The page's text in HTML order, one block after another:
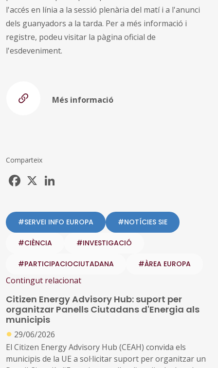
l'accés en línia a la sessió plenària del matí i a l'anunci
dels guanyadors a la tarda. Per a més informació i
registre, podeu visitar la pàgina oficial de
l'esdeveniment.
Més informació
Comparteix
Facebook
#SERVEI INFO EUROPA #NOTÍCIES SIE
#CIÈNCIA #INVESTIGACIÓ
#PARTICIPACIOCIUTADANA #ÀREA EUROPA
Contingut relacionat
Citizen Energy Advisory Hub: suport per
organitzar Panells Ciutadans d'Energia als
municipis
● 29/06/2026
El Citizen Energy Advisory Hub (CEAH) convida els
municipis de la UE a sol·licitar suport per organitzar un